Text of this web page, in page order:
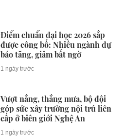
Điểm chuẩn đại học 2026 sắp
được công bố: Nhiều ngành dự
báo tăng, giảm bất ngờ
1 ngày trước
Vượt nắng, thắng mưa, bộ đội
góp sức xây trường nội trú liên
cấp ở biên giới Nghệ An
1 ngày trước